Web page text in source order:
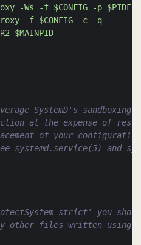
-Ws -f $CONFIG -p
-f $CONFIG -c -q
$MAINPID
SystemD's sandboxing
at the expense of
of your
systemd.service(5) and
you
other files written using